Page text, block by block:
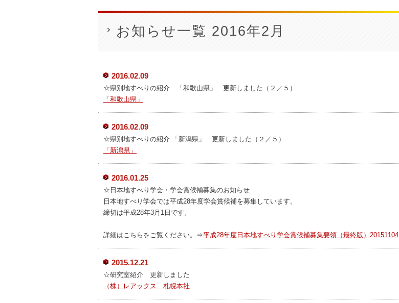
お知らせ一覧 2016年2月
2016.02.09
☆県別地すべりの紹介 「和歌山県」 更新しました（２／５）
「和歌山県」
2016.02.09
☆県別地すべりの紹介 「新潟県」 更新しました（２／５）
「 新潟県」
2016.01.25
☆日本地すべり学会・学会賞候補募集のお知らせ
日本地すべり学会では平成28年度学会賞候補を募集しています。
締切は平成28年3月1日です。
詳細はこちらをご覧ください。⇒平成28年度日本地すべり学会賞候補募集要領（最終版）20151104
2015.12.21
☆研究室紹介 更新しました
（株）レアックス 札幌本社